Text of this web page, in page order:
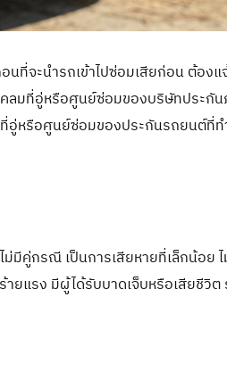
จะนำรถเข้าไปซ่อมเสียก่อน ต้องแ
คลมที่อู่หรือศูนย์ซ่อมของบริษัทประกั
อู่หรือศูนย์ซ่อมของประกันรถยนต์ที่ท
ม่มีคู่กรณี เป็นการเสียหายที่เล็กน้อย
ยแรง มีผู้ได้รับบาดเจ็บหรือเสียชีวิต